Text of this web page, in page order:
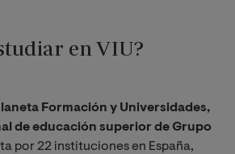
en VIU?
Formación y Universidades,
de educación superior de Grupo
por 22 instituciones en España,